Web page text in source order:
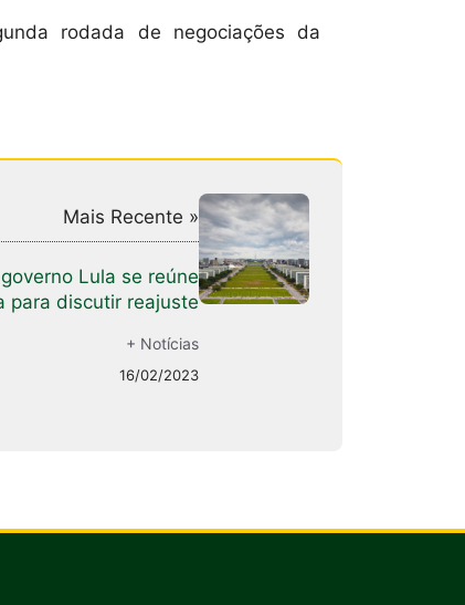
rodada de negociações da
Mais Recente »
Lula se reúne
para discutir reajuste
+ Notícias
16/02/2023